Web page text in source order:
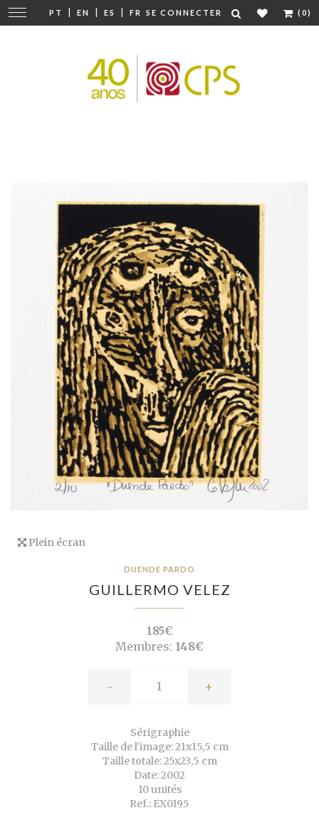
PT | EN | ES | FR SE CONNECTER (0)
Modifier
la
Plein écran
DUENDE PARDO
GUILLERMO VELEZ
185€
Membres: 148€
- +
Sérigraphie
Taille de l'image: 21x15,5 cm
Taille totale: 25x23,5 cm
Date: 2002
10 unités
Ref.: EX0195